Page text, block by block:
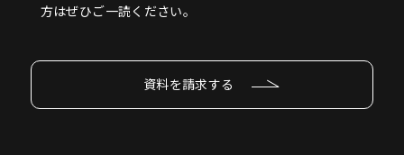
方はぜひご一読ください。
資料を請求する